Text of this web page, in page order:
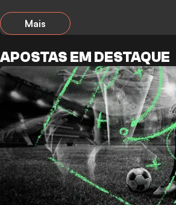
Mais
APOSTAS EM DESTAQUE